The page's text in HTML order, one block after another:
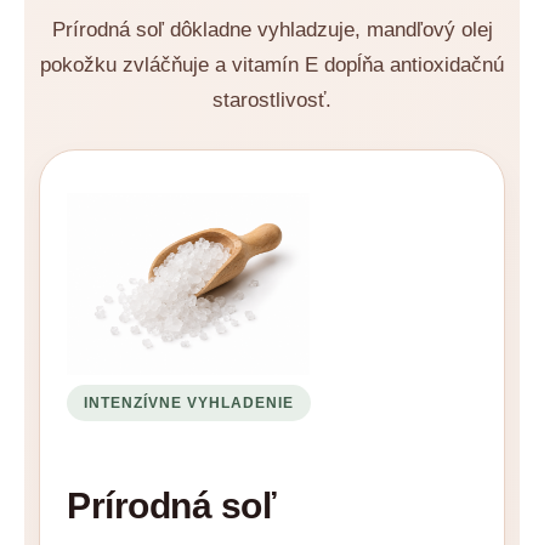
Prírodná soľ dôkladne vyhladzuje, mandľový olej
pokožku zvláčňuje a vitamín E dopĺňa antioxidačnú
starostlivosť.
INTENZÍVNE VYHLADENIE
Prírodná soľ